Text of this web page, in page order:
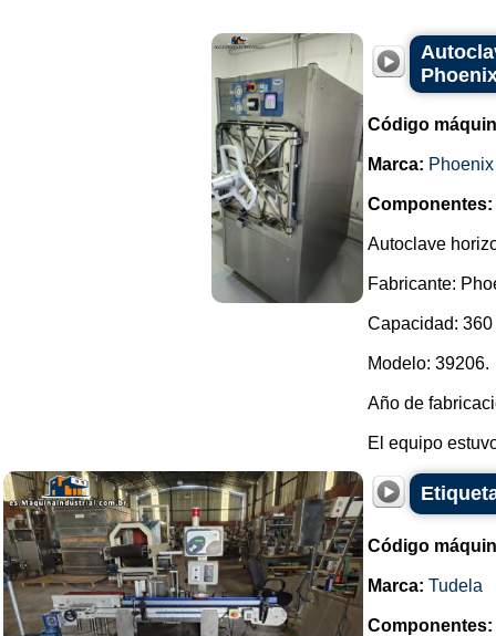
Código
Marca:
Componentes:
Autoclave
Fabricante:
Capacidad: 360
Modelo: 39206.
Año de
El equipo
Código
Marca: Tudela
Componentes: